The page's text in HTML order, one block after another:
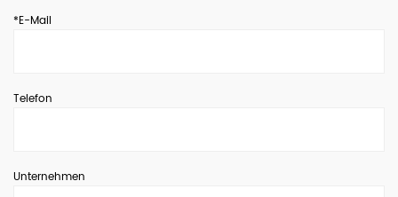
*E-Mail
Telefon
Unternehmen